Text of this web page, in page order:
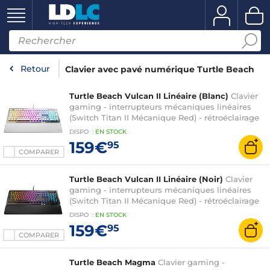
Retour Clavier avec pavé numérique Turtle Beach
COMPARER
Turtle Beach Vulcan II Linéaire (Blanc) Clavier
gaming - interrupteurs mécaniques linéaires
(Switch Titan II Mécanique Red) - rétroéclairage
RGB AIMO - AZERTY, Français
DISPO : EN STOCK
159€95
COMPARER
Turtle Beach Vulcan II Linéaire (Noir) Clavier
gaming - interrupteurs mécaniques linéaires
(Switch Titan II Mécanique Red) - rétroéclairage
RGB AIMO - AZERTY, Français
DISPO : EN STOCK
159€95
Turtle Beach Magma Clavier gaming -